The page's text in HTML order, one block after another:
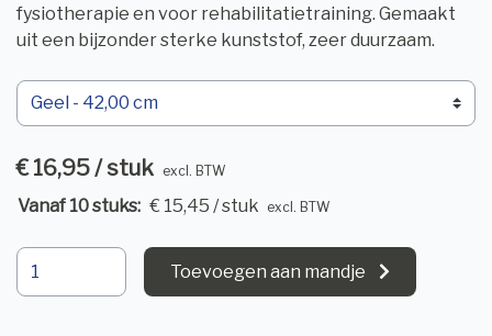
fysiotherapie en voor rehabilitatietraining. Gemaakt
uit een bijzonder sterke kunststof, zeer duurzaam.
€ 16,95 / stuk excl. BTW
Vanaf 10 stuks: € 15,45 / stuk excl. BTW
Toevoegen aan mandje